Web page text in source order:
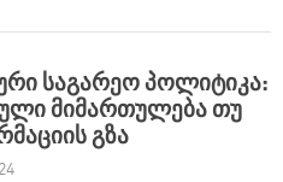
საგარეო პოლიტიკა:
მიმართულება თუ
გზა